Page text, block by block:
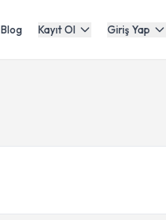
Blog Kayıt Ol Giriş Yap